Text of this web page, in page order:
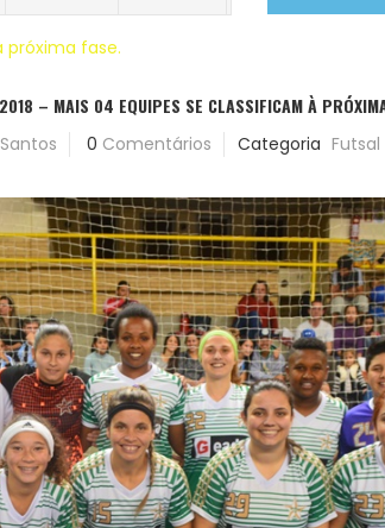
próxima fase.
– MAIS 04 EQUIPES SE CLASSIFICAM À
0 Comentários Categoria Futsal